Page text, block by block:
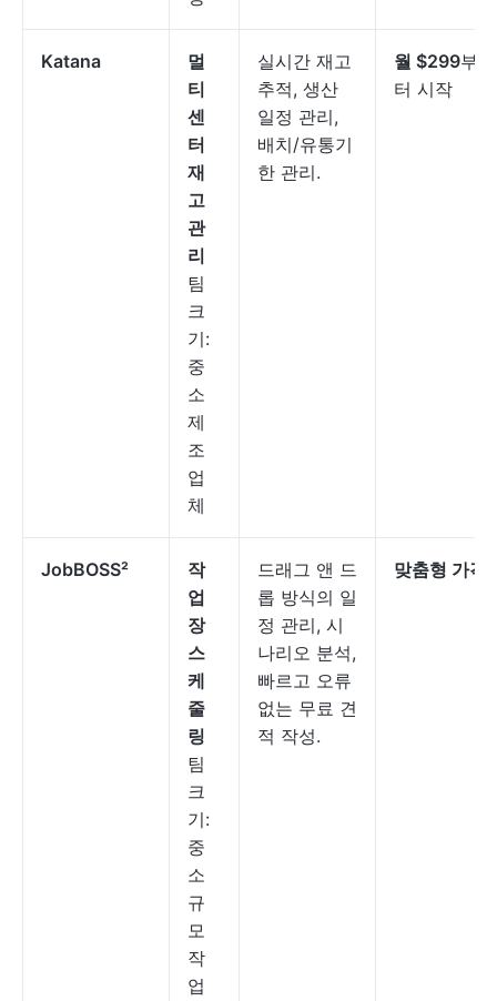
Katana
멀
티
센
터
재
고
관
리
팀
크
기:
중
소
제
조
업
체
실시간 재고
추적, 생산
일정 관리,
배치/유통기
한 관리.
월 $299부
터 시작
JobBOSS²
작
업
장
스
케
줄
링
팀
크
기:
중
소
규
모
작
업
드래그 앤 드
롭 방식의 일
정 관리, 시
나리오 분석,
빠르고 오류
없는 무료 견
적 작성.
맞춤형 가격